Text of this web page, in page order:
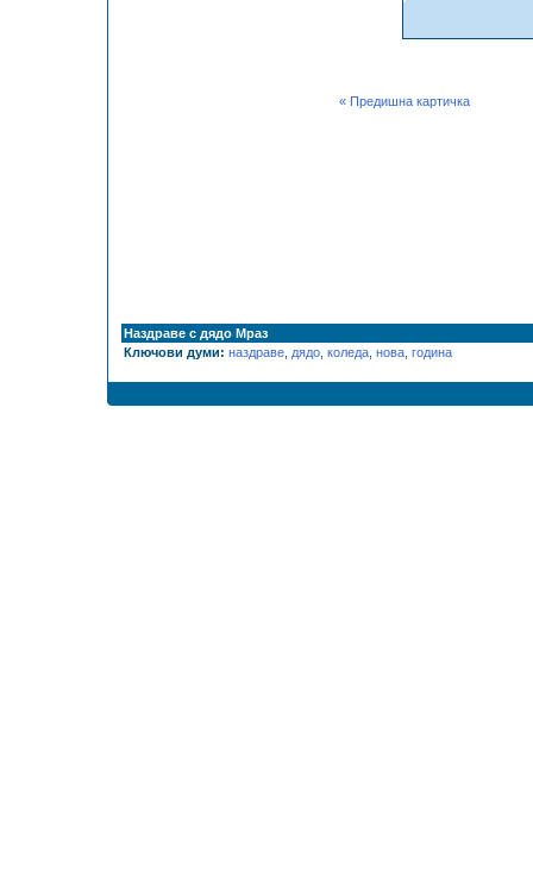
« Предишна картичка
Наздраве с дядо Мраз
Ключови думи: наздраве дядо коледа нова година